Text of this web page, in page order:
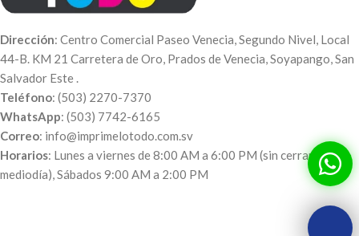
Dirección: Centro Comercial Paseo Venecia, Segundo Nivel, Local
44-B. KM 21 Carretera de Oro, Prados de Venecia, Soyapango, San
Salvador Este .
Teléfono: (503) 2270-7370
WhatsApp: (503) 7742-6165
Correo: info@imprimelotodo.com.sv
Horarios: Lunes a viernes de 8:00 AM a 6:00 PM (sin cerrar al
mediodía), Sábados 9:00 AM a 2:00 PM